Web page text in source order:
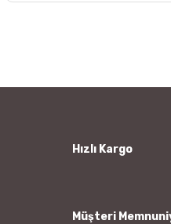
Ürün bilgilerinde hatalar
Hızlı Kargo
Müşteri